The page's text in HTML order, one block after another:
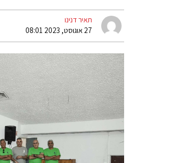
תאיר דנינו
27 אוגוסט, 2023 08:01